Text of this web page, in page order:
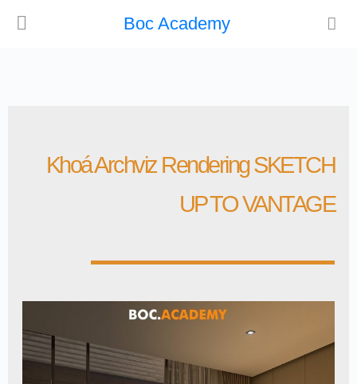
Boc Academy
Khoá Archviz Rendering SKETCH
UP TO VANTAGE